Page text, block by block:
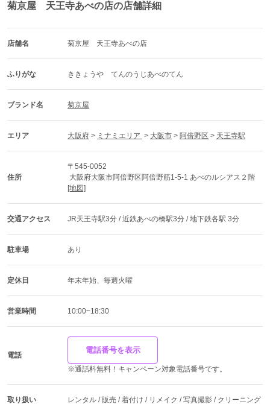
菊京屋 天王寺あべの店の店舗詳細
店舗名 菊京屋　天王寺あべの店
ふりがな ききょうや　てんのうじあべのてん
ブランド名 菊京屋
エリア 大阪府 > ミナミエリア > 大阪市 > 阿倍野区 > 天王寺駅
住所
〒545-0052
[地図]
交通アクセス JR天王寺駅3分 / 近鉄あべの橋駅3分 / 地下鉄各駅 3分
駐車場 あり
定休日 年末年始、毎週火曜
営業時間 10:00~18:30
電話
電話番号を表示
※通話料無料！キャンペーン対象電話番号です。
取り扱い レンタル / 販売 / 着付け / リメイク / 写真撮影 / クリーニング